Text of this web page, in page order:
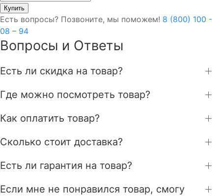
Есть вопросы? Позвоните, мы поможем! 8 (800) 100 -
08 – 94
Вопросы и Ответы
Есть ли скидка на товар?
Где можно посмотреть товар?
Как оплатить товар?
Сколько стоит доставка?
Есть ли гарантия на товар?
Если мне не понравился товар, смогу